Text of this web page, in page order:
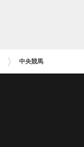
中央競馬